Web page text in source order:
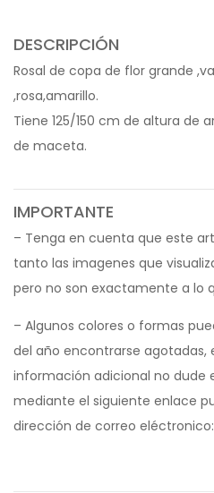
DESCRIPCIÓN
Rosal de copa de flor grande
,rosa,amarillo.
Tiene 125/150 cm de altura de
de maceta.
IMPORTANTE
– Tenga en cuenta que este
tanto las imagenes que
pero no son exactamente a lo
– Algunos colores o formas
del año encontrarse agotadas,
información adicional no dude
mediante el siguiente enlace
dirección de correo eléctronico: